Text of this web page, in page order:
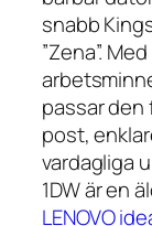
snabb
”Zena”.
passar
post,
vardagliga
1DW är en
LENOVO